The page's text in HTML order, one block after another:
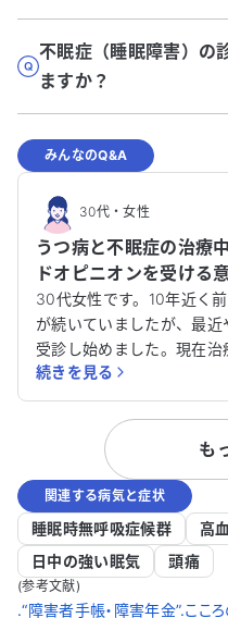
不眠症（睡眠障害）の
ますか？
みんなのQ&A
30代・女性
うつ病と不眠症の治療
ドオピニオンを受ける
薬が私の体質に合うの
さい。
30代女性です。10年近く
が続いていましたが、最近
受診し始めました。現在治
経ちますが、睡眠の問題が
います。会社は現在休職中
どの薬を4種類ほど内服し
回の睡眠時間は4〜6時間程
後、眠気が残るため二度寝
8時間ほど睡眠を取ってい
睡眠中に何度も夢を見てし
得られません。仕事の面談
は、そのことが頭から離れ
んでも眠れないことがあり
続きを見る
も
関連する病気と症状
睡眠時無呼吸症候群 高
日中の強い眠気
頭痛
(参考文献)
.“障害者手帳・障害年金”.こ